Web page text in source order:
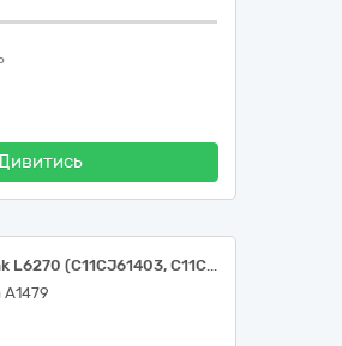
БФП Epson EcoTank L6270 (C11CJ61403, C11CJ61405 )
А1479